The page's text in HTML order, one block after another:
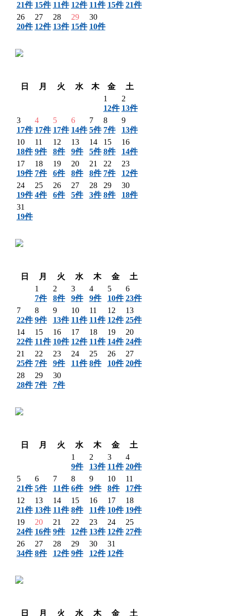
21件 15件 11件 12件 11件 15件 21件
26
20件
27
12件
28
13件
29
15件
30
10件
日
月 火 水 木 金
土
1
12件
2
13件
3
17件
4
17件
5
17件
6
14件
7
5件
8
7件
9
13件
10
18件
11
9件
12
8件
13
9件
14
5件
15
8件
16
14件
17
19件
18
7件
19
6件
20
8件
21
8件
22
7件
23
12件
24
19件
25
4件
26
6件
27
5件
28
3件
29
8件
30
18件
31
19件
日
月 火 水 木 金
土
1
7件
2
8件
3
9件
4
9件
5
10件
6
23件
7
22件
8
9件
9
13件
10
11件
11
11件
12
12件
13
25件
14
22件
15
11件
16
10件
17
12件
18
11件
19
14件
20
24件
21
25件
22
7件
23
9件
24
11件
25
8件
26
10件
27
20件
28
28件
29
7件
30
7件
日
月 火 水 木 金
土
1
9件
2
13件
3
11件
4
20件
5
21件
6
5件
7
11件
8
6件
9
9件
10
8件
11
17件
12
21件
13
13件
14
11件
15
8件
16
11件
17
10件
18
19件
19
24件
20
16件
21
9件
22
12件
23
13件
24
12件
25
27件
26
34件
27
8件
28
12件
29
9件
30
12件
31
12件
日
月 火 水 木 金 土